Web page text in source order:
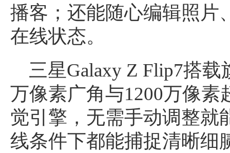
播客；还能随心编辑照片
在线状态。
三星Galaxy Z Flip7搭
万像素广角与1200万像
觉引擎，无需手动调整就
线条件下都能捕捉清晰细